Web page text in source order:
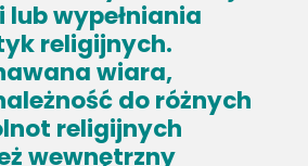
lub wypełniania
religijnych.
wiara,
do różnych
religijnych
wewnętrzny